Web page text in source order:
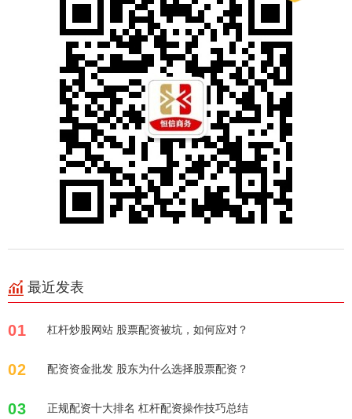
最近发表
01 杠杆炒股网站 股票配资被坑，如何应对？
02 配资资金批发 股东为什么选择股票配资？
03 正规配资十大排名 杠杆配资操作技巧总结